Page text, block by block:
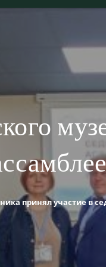
принял участие в